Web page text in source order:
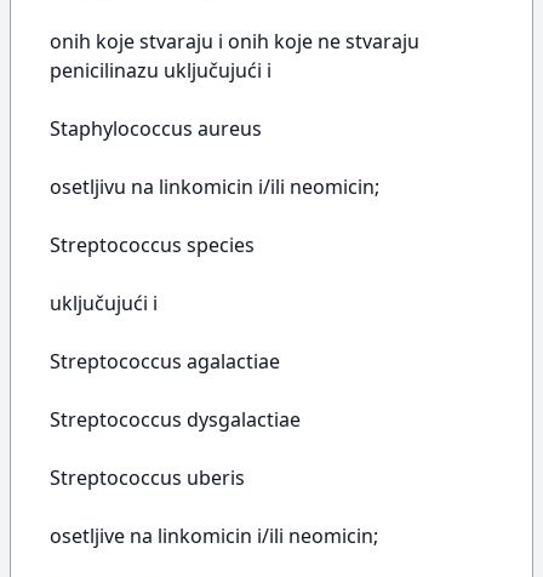
onih koje stvaraju i onih koje ne stvaraju
penicilinazu uključujući i
Staphylococcus aureus
osetljivu na linkomicin i/ili neomicin;
Streptococcus species
uključujući i
Streptococcus agalactiae
Streptococcus dysgalactiae
Streptococcus uberis
osetljive na linkomicin i/ili neomicin;